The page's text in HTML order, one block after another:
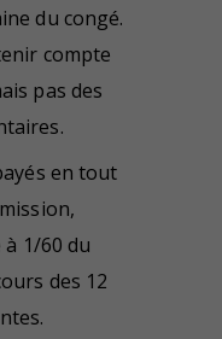
du congé.
compte
pas des
en tout
à 1/60 du
des 12